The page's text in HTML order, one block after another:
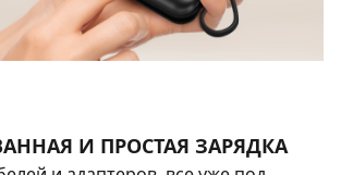
И ПРОСТАЯ ЗАРЯДКА